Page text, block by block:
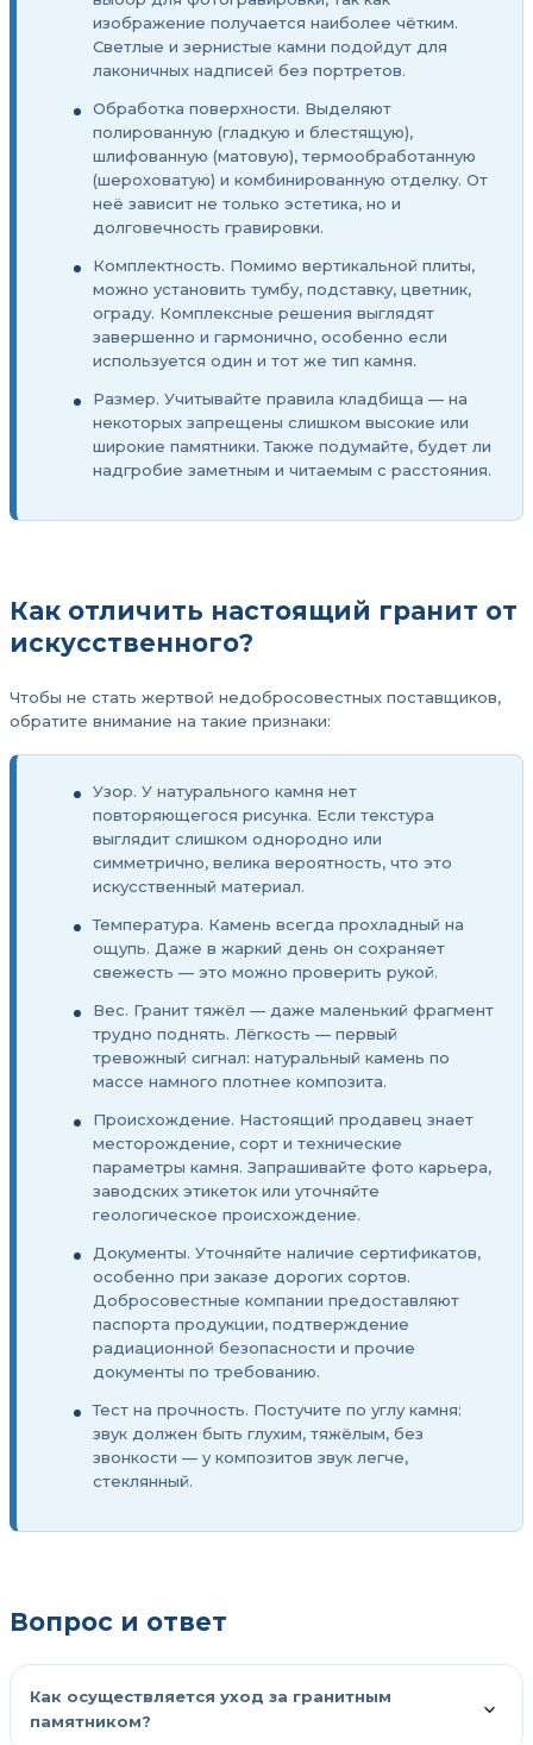
изображение получается наиболее чётким.
Светлые и зернистые камни подойдут для
лаконичных надписей без портретов.
Обработка поверхности. Выделяют
полированную (гладкую и блестящую),
шлифованную (матовую), термообработанную
(шероховатую) и комбинированную отделку. От
неё зависит не только эстетика, но и
долговечность гравировки.
Комплектность. Помимо вертикальной плиты,
можно установить тумбу, подставку, цветник,
ограду. Комплексные решения выглядят
завершенно и гармонично, особенно если
используется один и тот же тип камня.
Размер. Учитывайте правила кладбища — на
некоторых запрещены слишком высокие или
широкие памятники. Также подумайте, будет ли
надгробие заметным и читаемым с расстояния.
Как отличить настоящий гранит от
искусственного?
Чтобы не стать жертвой недобросовестных поставщиков,
обратите внимание на такие признаки:
Узор. У натурального камня нет
повторяющегося рисунка. Если текстура
выглядит слишком однородно или
симметрично, велика вероятность, что это
искусственный материал.
Температура. Камень всегда прохладный на
ощупь. Даже в жаркий день он сохраняет
свежесть — это можно проверить рукой.
Вес. Гранит тяжёл — даже маленький фрагмент
трудно поднять. Лёгкость — первый
тревожный сигнал: натуральный камень по
массе намного плотнее композита.
Происхождение. Настоящий продавец знает
месторождение, сорт и технические
параметры камня. Запрашивайте фото карьера,
заводских этикеток или уточняйте
геологическое происхождение.
Документы. Уточняйте наличие сертификатов,
особенно при заказе дорогих сортов.
Добросовестные компании предоставляют
паспорта продукции, подтверждение
радиационной безопасности и прочие
документы по требованию.
Тест на прочность. Постучите по углу камня:
звук должен быть глухим, тяжёлым, без
звонкости — у композитов звук легче,
стеклянный.
Вопрос и ответ
Как осуществляется уход за гранитным
памятником?